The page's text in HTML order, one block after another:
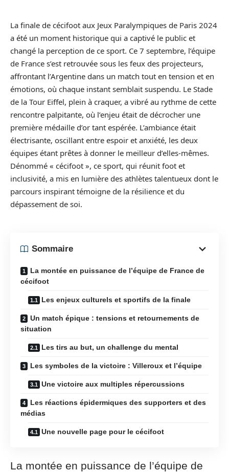
La finale de cécifoot aux Jeux Paralympiques de Paris 2024
a été un moment historique qui a captivé le public et
changé la perception de ce sport. Ce 7 septembre, l’équipe
de France s’est retrouvée sous les feux des projecteurs,
affrontant l’Argentine dans un match tout en tension et en
émotions, où chaque instant semblait suspendu. Le Stade
de la Tour Eiffel, plein à craquer, a vibré au rythme de cette
rencontre palpitante, où l’enjeu était de décrocher une
première médaille d’or tant espérée. L’ambiance était
électrisante, oscillant entre espoir et anxiété, les deux
équipes étant prêtes à donner le meilleur d’elles-mêmes.
Dénommé « cécifoot », ce sport, qui réunit foot et
inclusivité, a mis en lumière des athlètes talentueux dont le
parcours inspirant témoigne de la résilience et du
dépassement de soi.
Sommaire
La montée en puissance de l’équipe de France de
cécifoot
Les enjeux culturels et sportifs de la finale
Un match épique : tensions et retournements de
situation
Les tirs au but, un challenge du mental
Les symboles de la victoire : Villeroux et l’équipe
Une victoire aux multiples répercussions
Les réactions épidermiques des supporters et des
médias
Une nouvelle page pour le cécifoot
La montée en puissance de l’équipe de